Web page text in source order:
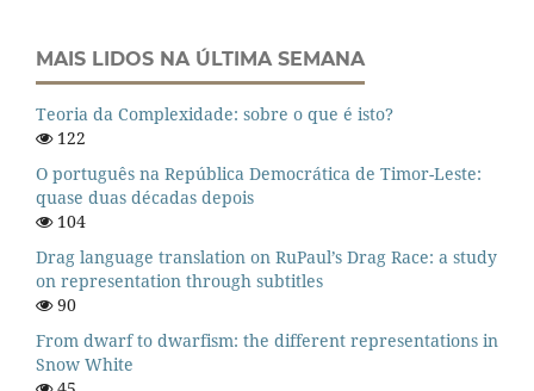
MAIS LIDOS NA ÚLTIMA SEMANA
Teoria da Complexidade: sobre o que é isto?
122
O português na República Democrática de Timor-Leste:
quase duas décadas depois
104
Drag language translation on RuPaul’s Drag Race: a study
on representation through subtitles
90
From dwarf to dwarfism: the different representations in
Snow White